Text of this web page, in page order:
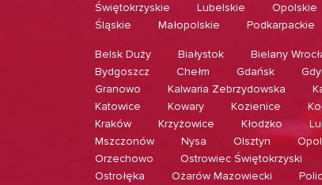
Świętokrzyskie
Lubelskie
Opolskie
Śląskie
Małopolskie Podkarpackie
Belsk Duży Białystok
Bielany
Bydgoszcz
Chełm Gdańsk
Granowo
Kalwaria Zebrzydowska
Katowice
Kowary Kozienice
Kraków
Krzyżowice Kłodzko
Mszczonów
Nysa Olsztyn
Orzechowo
Ostrowiec Świętokrzyski
Ostrołęka
Ożarów Mazowiecki